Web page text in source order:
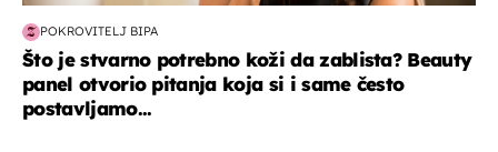
POKROVITELJ BIPA
Što je stvarno potrebno koži da zablista? Beauty
panel otvorio pitanja koja si i same često
postavljamo...